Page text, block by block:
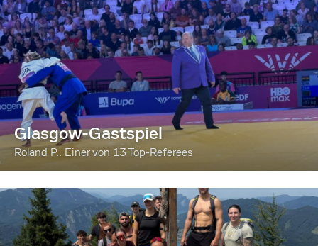
Glasgow-Gastspiel
Roland P.: Einer von 13 Top-Referees